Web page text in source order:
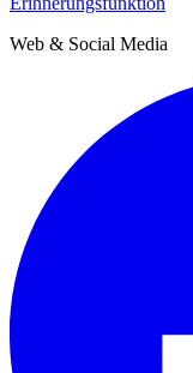
Web & Social Media